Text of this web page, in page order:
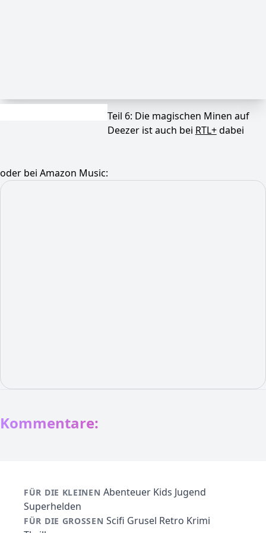
Teil 6: Die magischen Minen auf
Deezer ist auch bei RTL+dabei
oder bei Amazon Music:
Kommentare:
FÜR DIE KLEINEN Abenteuer Kids Jugend
Superhelden
FÜR DIE GROSSEN Scifi Grusel Retro Krimi